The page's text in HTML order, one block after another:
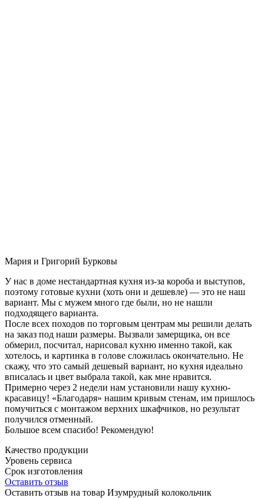
Мария и Григорий Бурковы
У нас в доме нестандартная кухня из-за короба и выступов,
поэтому готовые кухни (хоть они и дешевле) — это не наш
вариант. Мы с мужем много где были, но не нашли
подходящего варианта.
После всех походов по торговым центрам мы решили делать
на заказ под наши размеры. Вызвали замерщика, он все
обмерил, посчитал, нарисовал кухню именно такой, как
хотелось, и картинка в голове сложилась окончательно. Не
скажу, что это самый дешевый вариант, но кухня идеально
вписалась и цвет выбрала такой, как мне нравится.
Примерно через 2 недели нам установили нашу кухню-
красавицу! «Благодаря» нашим кривым стенам, им пришлось
помучиться с монтажом верхних шкафчиков, но результат
получился отменный.
Большое всем спасибо! Рекомендую!
Качество продукции
Уровень сервиса
Срок изготовления
Оставить отзыв
Оставить отзыв на товар Изумрудный колокольчик